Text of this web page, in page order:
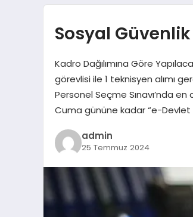
Sosyal
Kadro Dağılımına Göre
görevlisi ile 1 teknisyen alımı
Personel Seçme Sınavı’nda
Cuma gününe kadar “e-Devlet
admin
25 Temmuz 2024